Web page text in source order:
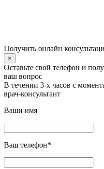
Получить онлайн
×
Оставьте свой телефон и
ваш вопрос
В течении 3-х часов с
врач-консультант
Ваши имя
Ваш телефон*